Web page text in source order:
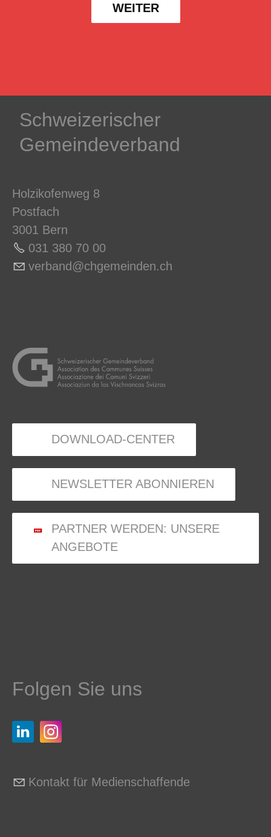
WEITER
Schweizerischer
Gemeindeverband
Holzikofenweg 8
Postfach
3001 Bern
031 380 70 00
v rb nd chg m nd n ch
DOWNLOAD-CENTER
NEWSLETTER ABONNIEREN
PARTNER WERDEN: UNSERE
ANGEBOTE
Folgen Sie uns
Kontakt für Medienschaffende